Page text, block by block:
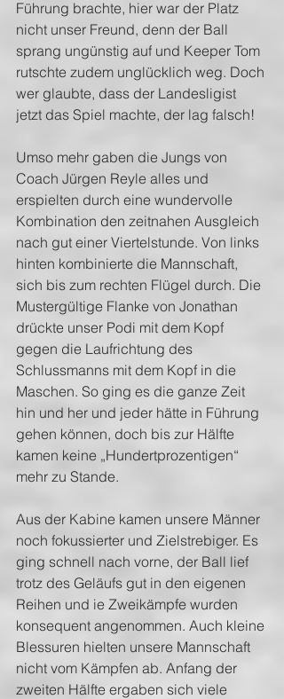
Führung brachte, hier war der Platz
nicht unser Freund, denn der Ball
sprang ungünstig auf und Keeper Tom
rutschte zudem unglücklich weg. Doch
wer glaubte, dass der Landesligist
jetzt das Spiel machte, der lag falsch!
Umso mehr gaben die Jungs von
Coach Jürgen Reyle alles und
erspielten durch eine wundervolle
Kombination den zeitnahen Ausgleich
nach gut einer Viertelstunde. Von links
hinten kombinierte die Mannschaft,
sich bis zum rechten Flügel durch. Die
Mustergültige Flanke von Jonathan
drückte unser Podi mit dem Kopf
gegen die Laufrichtung des
Schlussmanns mit dem Kopf in die
Maschen. So ging es die ganze Zeit
hin und her und jeder hätte in Führung
gehen können, doch bis zur Hälfte
kamen keine „Hundertprozentigen“
mehr zu Stande.
Aus der Kabine kamen unsere Männer
noch fokussierter und Zielstrebiger. Es
ging schnell nach vorne, der Ball lief
trotz des Geläufs gut in den eigenen
Reihen und ie Zweikämpfe wurden
konsequent angenommen. Auch kleine
Blessuren hielten unsere Mannschaft
nicht vom Kämpfen ab. Anfang der
zweiten Hälfte ergaben sich viele